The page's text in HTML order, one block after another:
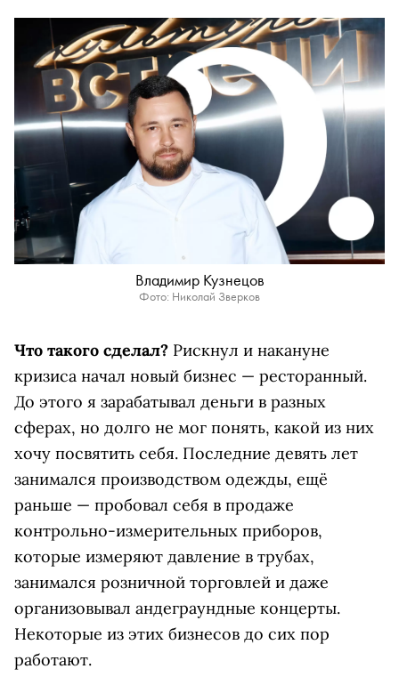
Владимир Кузнецов
Фото: Николай Зверков
Что такого сделал? Рискнул и накануне
кризиса начал новый бизнес — ресторанный.
До этого я зарабатывал деньги в разных
сферах, но долго не мог понять, какой из них
хочу посвятить себя. Последние девять лет
занимался производством одежды, ещё
раньше — пробовал себя в продаже
контрольно-измерительных приборов,
которые измеряют давление в трубах,
занимался розничной торговлей и даже
организовывал андеграундные концерты.
Некоторые из этих бизнесов до сих пор
работают.